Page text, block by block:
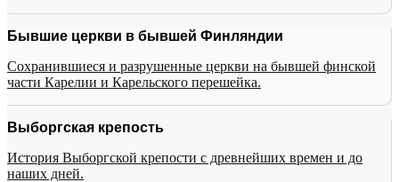
Бывшие церкви в бывшей Финляндии
Сохранившиеся и разрушенные церкви на бывшей финской
части Карелии и Карельского перешейка.
Выборгская крепость
История Выборгской крепости с древнейших времен и до
наших дней.